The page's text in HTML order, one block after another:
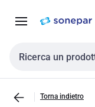
navigazione alla
Cerca input
Torna indietro